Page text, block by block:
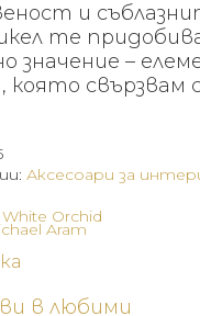
и
те
значение –
която свързвам
Аксесоари за
White Orchid
в любими
Aram